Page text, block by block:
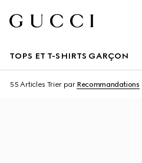
TOPS ET T-SHIRTS GARÇON
55 Articles Trier par Recommandations